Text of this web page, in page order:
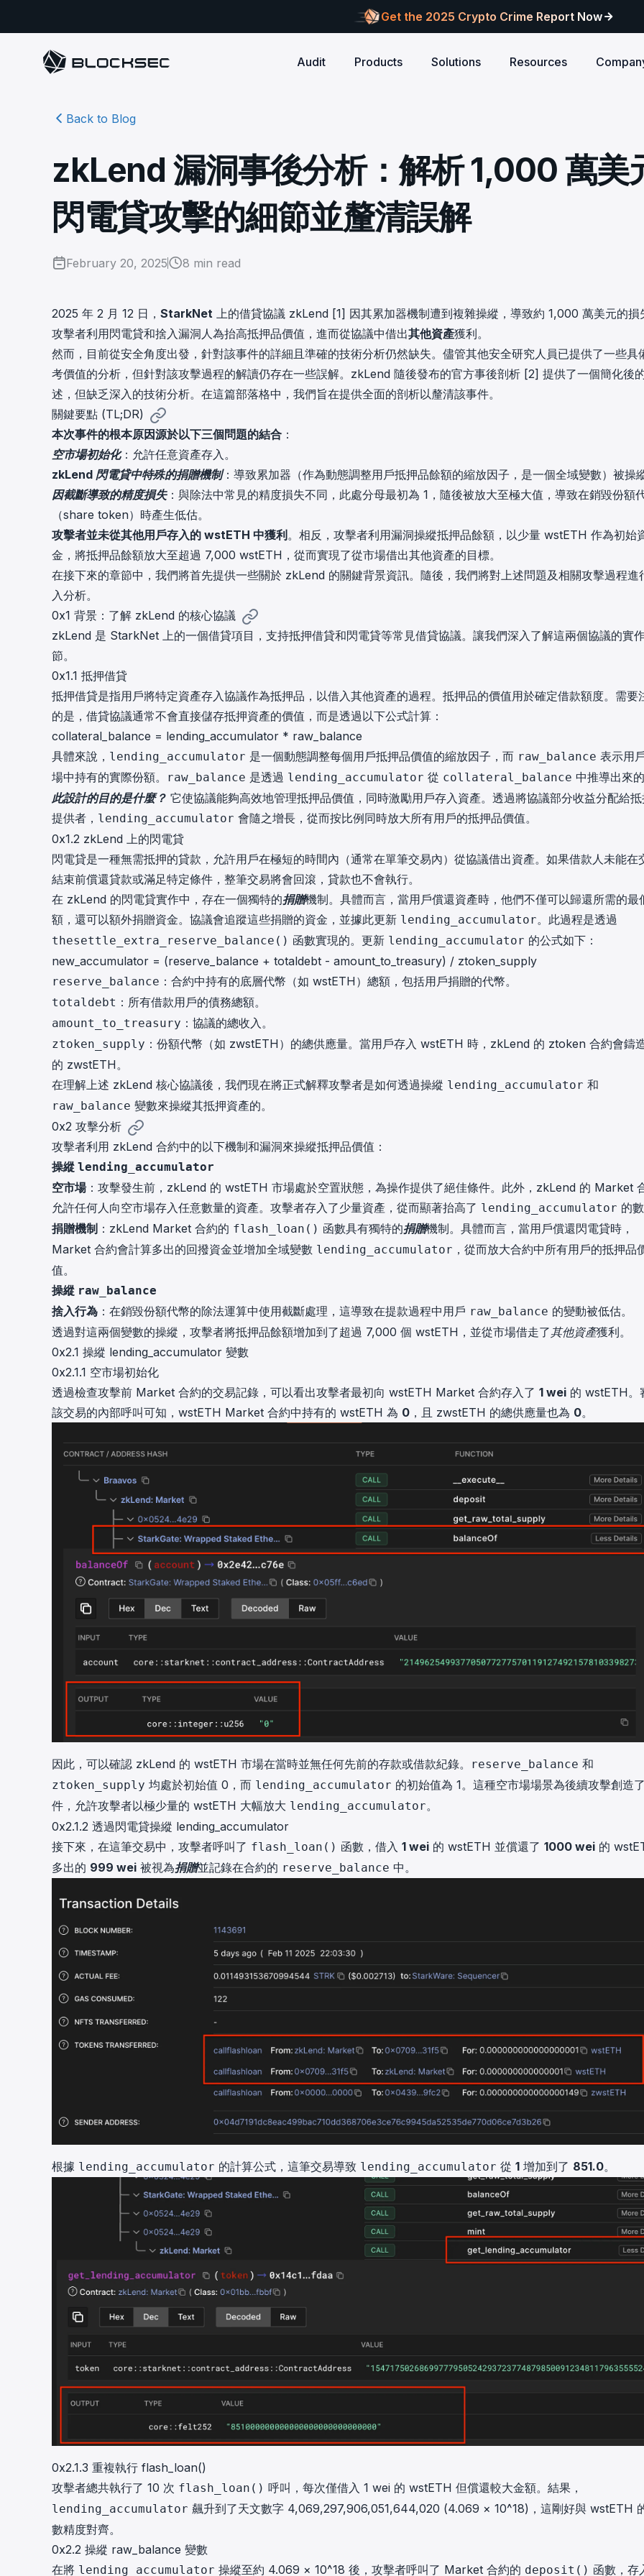
Get the 2025 Crypto Crime Report Now
Audit
robust, reliable, and meets top security
standards.
Infrastructure Audits
other infrastructure stack against
Products
Phalcon Security
Detect every threat, alert what
time.
Safe{Wallet} Monitor
ensure your Safe{Wallet}’s security.
Stop hacks at the Sequencer level to
ensure L2 security.
Phalcon Explorer
Visualize, simulate, and debug on-
chain transactions with an intuitive
interface.
Phalcon Compliance Free Trial
Identify illicit activities, manage risks,
Phalcon Network
Monitor illicit fund inflows and receive
Track crypto funds, visualize
transaction flows, and simplify on-
chain investigations.
Crypto AML API
Address labels, risk scoring, and
screening APIs for crypto compliance.
Trace.ai
New
Trace stolen crypto with AI-
Solutions
Secure your code pre-launch and block attacks in
real-time. Safeguard both user assets and your
reputation.
Identify illicit activities, manage risks, and ensure
AML/CFT compliance.
Protect your
attacks at
reputation.
Stablecoin Issuer
Secure your contracts pre-launch and monitor
Crypto Payment
Block illicit funds in real-time and meet global
Resources
security audits by Block Sec.
Comprehensive docs to help you build securely
with BlockSec
Security Incidents Library
new.
Influential papers advancing blockchain security.
Where cutting-edge research
meets real-world security.
partners shaping
security landscape.
Back to Blog
zkLend 漏洞事後分析：解析 1,000 萬美
閃電貸攻擊的細節並釐清誤解
February 20, 2025 8 min read
2025 年 2 月 12 日， StarkNet 上的借貸協議 zkLend [1] 因其累加器機制遭到複雜操縱，導致約 1,000 萬美元的損
攻擊者利用閃電貸和捨入漏洞人為抬高抵押品價值，進而從協議中借出其他資產獲利。
然而，目前從安全角度出發，針對該事件的詳細且準確的技術分析仍然缺失。儘管其他安全研究人員已提供了一些具
考價值的分析，但針對該攻擊過程的解讀仍存在一些誤解。zkLend 隨後發布的官方事後剖析 [2] 提供了一個簡化後
述，但缺乏深入的技術分析。在這篇部落格中，我們旨在提供全面的剖析以釐清該事件。
關鍵要點 (TL;DR)
本次事件的根本原因源於以下三個問題的結合 ：
空市場初始化：允許任意資產存入。
zkLend 閃電貸中特殊的捐贈機制：導致累加器（作為動態調整用戶抵押品餘額的縮放因子，是一個全域變數）被操
因截斷導致的精度損失：與除法中常見的精度損失不同，此處分母最初為 1，隨後被放大至極大值，導致在銷毀份額
（share token）時產生低估。
攻擊者並未從其他用戶存入的 wstETH 中獲利 。相反，攻擊者利用漏洞操縱抵押品餘額，以少量 wstETH 作為初始
金，將抵押品餘額放大至超過 7,000 wstETH，從而實現了從市場借出其他資產的目標。
在接下來的章節中，我們將首先提供一些關於 zkLend 的關鍵背景資訊。隨後，我們將對上述問題及相關攻擊過程進
入分析。
0x1 背景：了解 zkLend 的核心協議
zkLend 是 StarkNet 上的一個借貸項目，支持抵押借貸和閃電貸等常見借貸協議。讓我們深入了解這兩個協議的實
節。
0x1.1 抵押借貸
抵押借貸是指用戶將特定資產存入協議作為抵押品，以借入其他資產的過程。抵押品的價值用於確定借款額度。需要
的是，借貸協議通常不會直接儲存抵押資產的價值，而是透過以下公式計算：
collateral_balance = lending_accumulator * raw_balance
具體來說， lending_accumulator 是一個動態調整每個用戶抵押品價值的縮放因子，而 raw_balance 表示用
場中持有的實際份額。
raw_balance 是透過 lending_accumulator 從 collateral_balance 中推導出來
此設計的目的是什麼？ 它使協議能夠高效地管理抵押品價值，同時激勵用戶存入資產。透過將協議部分收益分配給
提供者， lending_accumulator 會隨之增長，從而按比例同時放大所有用戶的抵押品價值。
0x1.2 zkLend 上的閃電貸
閃電貸是一種無需抵押的貸款，允許用戶在極短的時間內（通常在單筆交易內）從協議借出資產。如果借款人未能在
結束前償還貸款或滿足特定條件，整筆交易將會回滾，貸款也不會執行。
在 zkLend 的閃電貸實作中，存在一個獨特的捐贈機制。具體而言，當用戶償還資產時，他們不僅可以歸還所需的最
額，還可以額外捐贈資金。協議會追蹤這些捐贈的資金，並據此更新 lending_accumulator。此過程是透過
thesettle_extra_reserve_balance() 函數實現的。更新 lending_accumulator 的公式如下：
new_accumulator = (reserve_balance + totaldebt - amount_to_treasury) / ztoken_supply
reserve_balance ：合約中持有的底層代幣（如 wstETH）總額，包括用戶捐贈的代幣。
totaldebt ：所有借款用戶的債務總額。
amount_to_treasury ：協議的總收入。
ztoken_supply ：份額代幣（如 zwstETH）的總供應量。當用戶存入 wstETH 時，zkLend 的 ztoken 合約會鑄
的 zwstETH。
在理解上述 zkLend 核心協議後，我們現在將正式解釋攻擊者是如何透過操縱 lending_accumulator 和
raw_balance 變數來操縱其抵押資產的。
0x2 攻擊分析
攻擊者利用 zkLend 合約中的以下機制和漏洞來操縱抵押品價值：
操縱 lending_accumulator
空市場：攻擊發生前，zkLend 的 wstETH 市場處於空置狀態，為操作提供了絕佳條件。此外，zkLend 的 Market
允許任何人向空市場存入任意數量的資產。攻擊者存入了少量資產，從而顯著抬高了 lending_accumulator 的
捐贈機制 ：zkLend Market 合約的 flash_loan() 函數具有獨特的捐贈機制。具體而言，當用戶償還閃電貸時，
Market 合約會計算多出的回撥資金並增加全域變數 lending_accumulator ，從而放大合約中所有用戶的抵押品
值。
操縱 raw_balance
捨入行為 ：在銷毀份額代幣的除法運算中使用截斷處理，這導致在提款過程中用戶 raw_balance 的變動被低估。
透過對這兩個變數的操縱，攻擊者將抵押品餘額增加到了超過 7,000 個 wstETH，並從市場借走了其他資產獲利。
0x2.1 操縱 lending_accumulator 變數
0x2.1.1 空市場初始化
透過檢查攻擊前 Market 合約的交易記錄 ，可以看出攻擊者最初向 wstETH Market 合約存入了 1 wei 的 wstETH。
該交易的內部呼叫可知，wstETH Market 合約中持有的 wstETH 為 0 ，且 zwstETH 的總供應量也為 0。
因此，可以確認 zkLend 的 wstETH 市場在當時並無任何先前的存款或借款紀錄。 reserve_balance 和
ztoken_supply 均處於初始值 0，而 lending_accumulator 的初始值為 1。這種空市場場景為後續攻擊創造
件，允許攻擊者以極少量的 wstETH 大幅放大 lending_accumulator。
0x2.1.2 透過閃電貸操縱 lending_accumulator
接下來，在這筆交易中，攻擊者呼叫了 flash_loan() 函數，借入 1 wei 的 wstETH 並償還了 1000 wei 的
多出的 999 wei 被視為捐贈並記錄在合約的 reserve_balance 中。
根據 lending_accumulator 的計算公式，這筆交易導致 lending_accumulator 從 1 增加到了 851.0。
0x2.1.3 重複執行 flash_loan()
攻擊者總共執行了 10 次 flash_loan() 呼叫，每次僅借入 1 wei 的 wstETH 但償還較大金額。結果，
lending_accumulator 飆升到了天文數字 4,069,297,906,051,644,020 (4.069 × 10^18)，這剛好與 wstETH
數精度對齊。
0x2.2 操縱 raw_balance 變數
在將 lending_accumulator 操縱至約 4.069 × 10^18 後，攻擊者呼叫了 Market 合約的 deposit() 函數，存